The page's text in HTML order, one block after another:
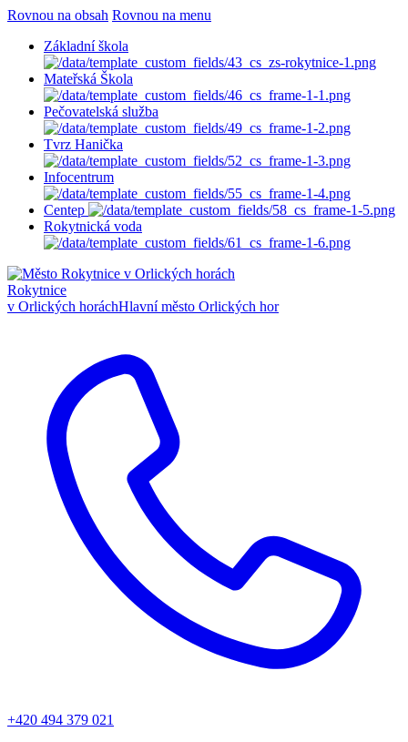
Rovnou na obsah Rovnou na menu
Základní škola
Mateřská Škola
Pečovatelská služba
Tvrz Hanička
Infocentrum
Centep
Rokytnická voda
Rokytnice
v Orlických horáchHlavní město Orlických hor
+420 494 379 021